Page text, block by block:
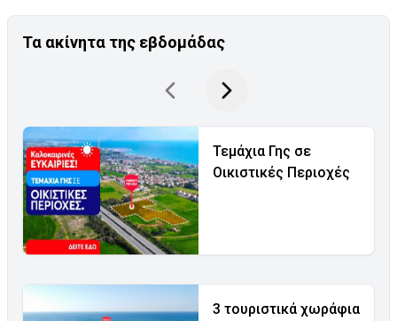
Τα ακίνητα της εβδομάδας
Τεμάχια Γης σε
Οικιστικές Περιοχές
3 τουριστικά χωράφια